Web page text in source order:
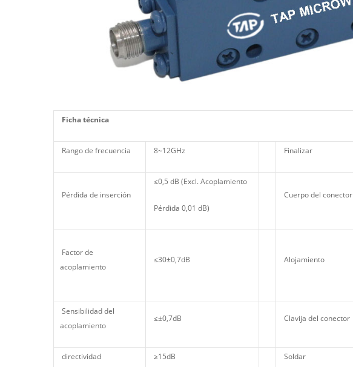
Ficha técnica
Rango de frecuencia 8~12GHz Finalizar
Pérdida de inserción
≤0,5 dB (Excl. Acoplamiento
Pérdida 0,01 dB)
Cuerpo del conector
Factor de
acoplamiento
≤30±0,7dB Alojamiento
Sensibilidad del
acoplamiento
≤±0,7dB Clavija del conector
directividad ≥15dB Soldar